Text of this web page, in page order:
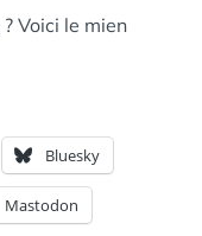
? Voici le mien
Bluesky
Mastodon